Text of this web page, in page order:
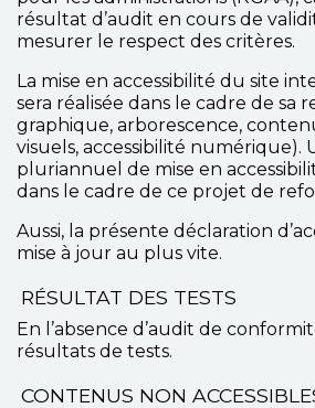
résultat d’audit en cours de
mesurer le respect des critères.
La mise en accessibilité du site
sera réalisée dans le cadre de sa
graphique, arborescence,
visuels, accessibilité numérique).
pluriannuel de mise en
dans le cadre de ce projet de
Aussi, la présente déclaration
mise à jour au plus vite.
RÉSULTAT DES TESTS
En l’absence d’audit de
résultats de tests.
CONTENUS NON